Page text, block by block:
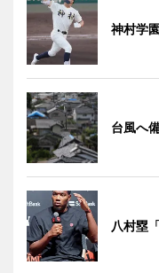
神村学
台風へ
八村塁